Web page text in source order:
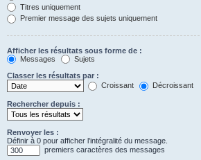
Titres uniquement
Premier message des sujets uniquement
Afficher les résultats sous forme de :
Messages
Sujets
Classer les résultats par :
Croissant
Décroissant
Rechercher depuis :
Renvoyer les :
Définir à 0 pour afficher l’intégralité du message.
premiers caractères des messages